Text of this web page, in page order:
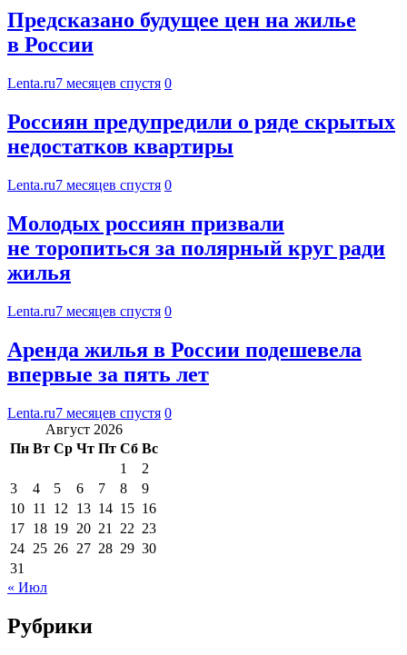
Предсказано будущее цен на жилье
в России
Lenta.ru7 месяцев спустя 0
Россиян предупредили о ряде скрытых
недостатков квартиры
Lenta.ru7 месяцев спустя 0
Молодых россиян призвали
не торопиться за полярный круг ради
жилья
Lenta.ru7 месяцев спустя 0
Аренда жилья в России подешевела
впервые за пять лет
Lenta.ru7 месяцев спустя 0
Август 2026
Пн Вт Ср Чт Пт Сб Вс
1
2
3
4 5 6 7 8
9
10 11 12 13 14 15 16
17 18 19 20 21 22 23
24 25 26 27 28 29 30
31
« Июл
Рубрики